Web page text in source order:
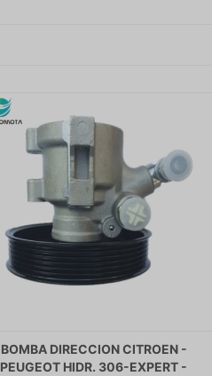
BOMBA DIRECCION CITROEN -
PEUGEOT HIDR. 306-EXPERT -